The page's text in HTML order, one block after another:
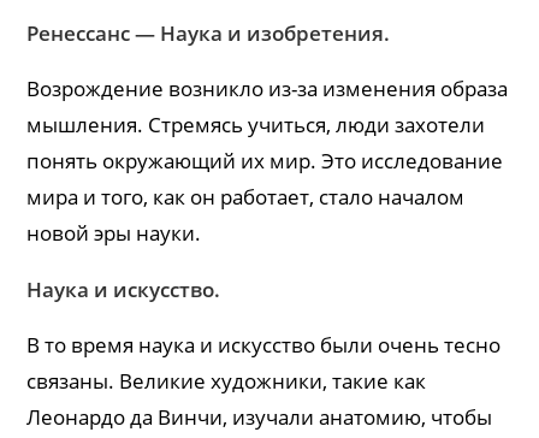
Ренессанс — Наука и изобретения.
Возрождение возникло из-за изменения образа
мышления. Стремясь учиться, люди захотели
понять окружающий их мир. Это исследование
мира и того, как он работает, стало началом
новой эры науки.
Наука и искусство.
В то время наука и искусство были очень тесно
связаны. Великие художники, такие как
Леонардо да Винчи, изучали анатомию, чтобы